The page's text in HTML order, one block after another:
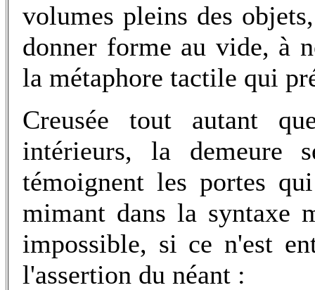
volumes pleins des
donner forme au vide, à
la métaphore tactile qui
Creusée tout autant
intérieurs, la demeure
témoignent les portes
mimant dans la syntaxe
impossible, si ce n'est
l'assertion du néant :